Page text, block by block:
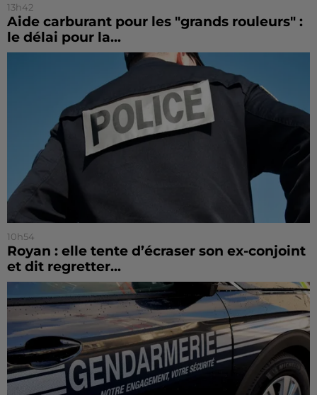
13h42
Aide carburant pour les "grands rouleurs" :
le délai pour la...
10h54
Royan : elle tente d’écraser son ex-conjoint
et dit regretter...